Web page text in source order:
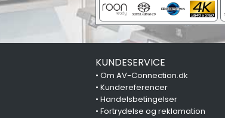
KUNDESERVICE
• Om AV-Connection.dk
• Kundereferencer
• Handelsbetingelser
• Fortrydelse og reklamation